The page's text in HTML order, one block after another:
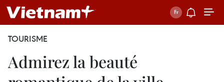
TOURISME
Admirez la beauté